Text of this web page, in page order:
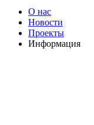
О нас
Новости
Проекты
Информация